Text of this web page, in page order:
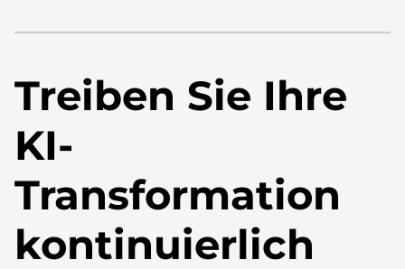
Treiben Sie Ihre
KI-
Transformation
kontinuierlich